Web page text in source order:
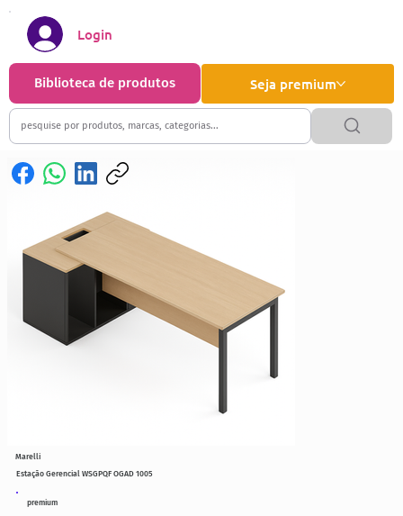
Seja premium
Biblioteca de produtos
Login
premium
Estação Gerencial WSGPQF OGAD 1005
Marelli